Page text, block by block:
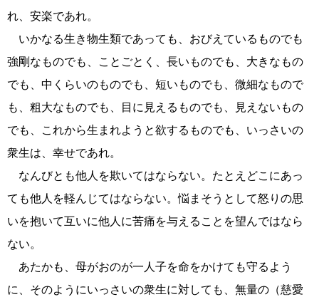
れ、安楽であれ。
いかなる生き物生類であっても、おびえているものでも
強剛なものでも、ことごとく、長いものでも、大きなもの
でも、中くらいのものでも、短いものでも、微細なもので
も、粗大なものでも、目に見えるものでも、見えないもの
でも、これから生まれようと欲するものでも、いっさいの
衆生は、幸せであれ。
なんびとも他人を欺いてはならない。たとえどこにあっ
ても他人を軽んじてはならない。悩まそうとして怒りの思
いを抱いて互いに他人に苦痛を与えることを望んではなら
ない。
あたかも、母がおのが一人子を命をかけても守るよう
に、そのようにいっさいの衆生に対しても、無量の（慈愛